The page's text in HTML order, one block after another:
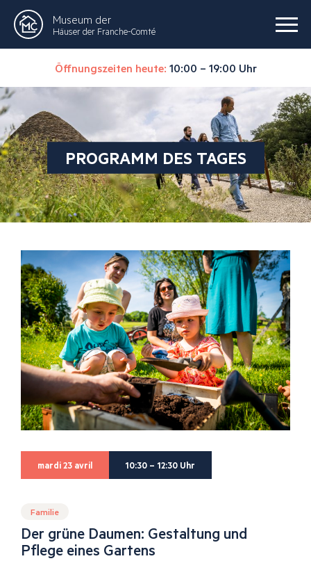
Museum der
Häuser der Franche-Comté
Öffnungszeiten heute: 10:00 – 19:00 Uhr
PROGRAMM DES TAGES
mardi 23 avril 10:30 – 12:30 Uhr
Familie
Der grüne Daumen: Gestaltung und
Pflege eines Gartens